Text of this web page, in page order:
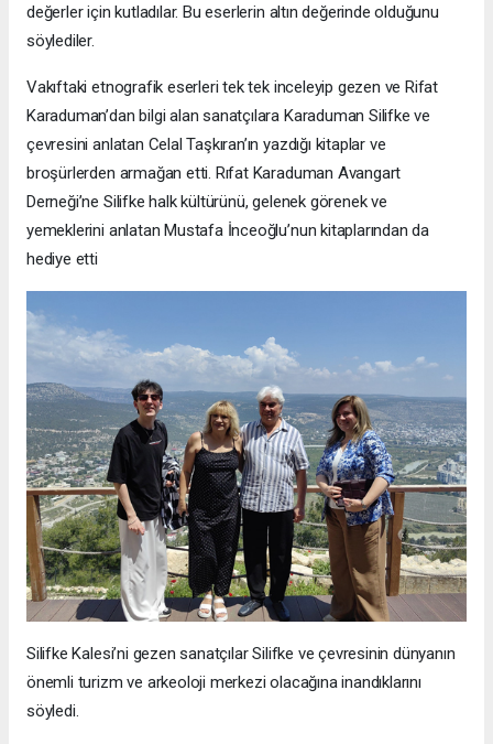
değerler için kutladılar. Bu eserlerin altın değerinde olduğunu
söylediler.
Vakıftaki etnografik eserleri tek tek inceleyip gezen ve Rifat
Karaduman’dan bilgi alan sanatçılara Karaduman Silifke ve
çevresini anlatan Celal Taşkıran’ın yazdığı kitaplar ve
broşürlerden armağan etti. Rıfat Karaduman Avangart
Derneği’ne Silifke halk kültürünü, gelenek görenek ve
yemeklerini anlatan Mustafa İnceoğlu’nun kitaplarından da
hediye etti
Silifke Kalesi’ni gezen sanatçılar Silifke ve çevresinin dünyanın
önemli turizm ve arkeoloji merkezi olacağına inandıklarını
söyledi.